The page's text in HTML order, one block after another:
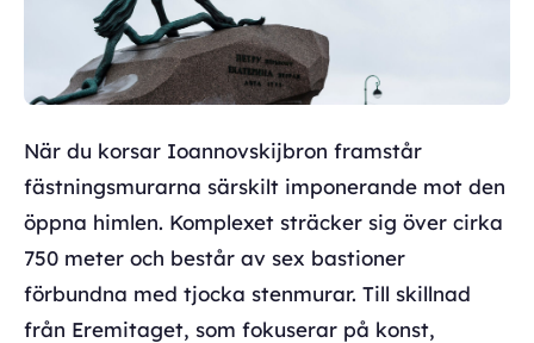
När du korsar Ioannovskijbron framstår
fästningsmurarna särskilt imponerande mot den
öppna himlen. Komplexet sträcker sig över cirka
750 meter och består av sex bastioner
förbundna med tjocka stenmurar. Till skillnad
från Eremitaget, som fokuserar på konst,